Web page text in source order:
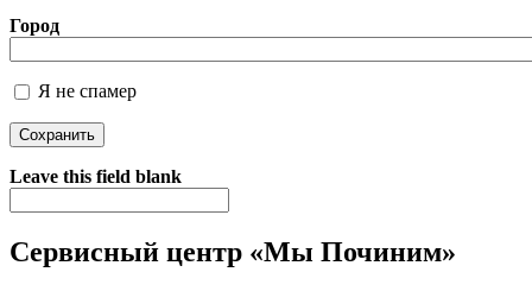
Город
Я не спамер
Я спамер
Leave this field blank
Сервисный центр «Мы Починим»